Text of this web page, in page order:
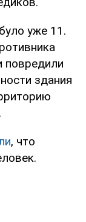
уже 11.
повредили
здания
, что